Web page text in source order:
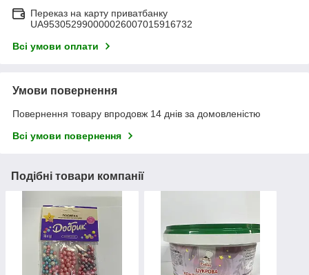
Переказ на карту приватбанку
UA953052990000026007015916732
Всі умови оплати
Умови повернення
Повернення товару впродовж 14 днів за домовленістю
Всі умови повернення
Подібні товари компанії